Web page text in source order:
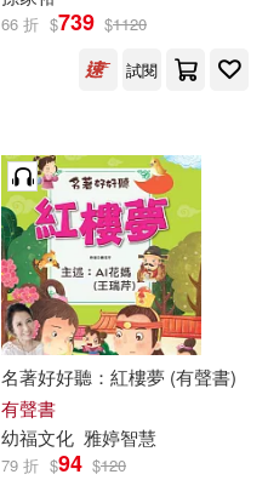
66 折 $739 $1120
試閱
名著好好聽：紅樓夢 (有聲書)
有聲書
幼福文化 雅婷智慧
79 折 $94 $120